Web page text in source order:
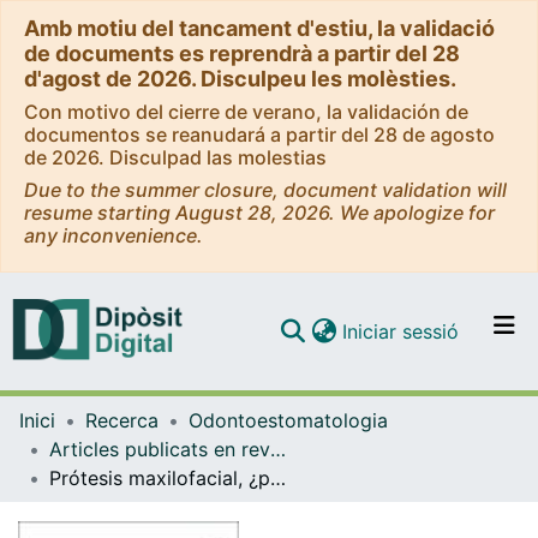
Amb motiu del tancament d'estiu, la validació
de documents es reprendrà a partir del 28
d'agost de 2026. Disculpeu les molèsties.
Con motivo del cierre de verano, la validación de
documentos se reanudará a partir del 28 de agosto
de 2026. Disculpad las molestias
Due to the summer closure, document validation will
resume starting August 28, 2026. We apologize for
any inconvenience.
Navega per tot el DD
Iniciar sessió (current)
Inici Recerca
Odontoestomatologia
Articles publicats en revistes (Odontoestomatologia)
Prótesis maxilofacial, ¿prótesis mixta, o combinada?